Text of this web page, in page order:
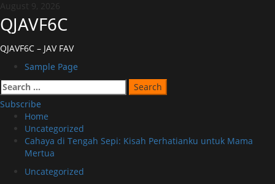
Skip
to
content
August 9, 2026
QJAVF6C
QJAVF6C – JAV FAV
Primary
Menu
Sample Page
Search
for:
Subscribe
Home
Uncategorized
Cahaya di Tengah Sepi: Kisah Perhatianku untuk Mama
Mertua
Uncategorized